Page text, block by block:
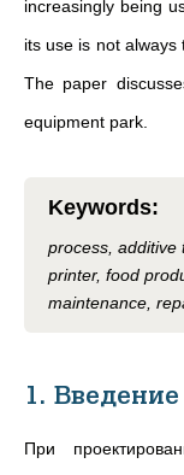
increasingly being
its use is not always
The paper
equipment park.
Keywords:
process, additive
printer, food
maintenance,
1. Введение
При